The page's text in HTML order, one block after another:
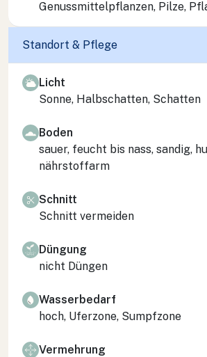
Genussmittelpflanzen, Pilze,
Standort & Pflege
Licht
Sonne, Halbschatten, Schatten
Boden
sauer, feucht bis nass, sandig,
nährstoffarm
Schnitt
Schnitt vermeiden
Düngung
nicht Düngen
Wasserbedarf
hoch, Uferzone, Sumpfzone
Vermehrung